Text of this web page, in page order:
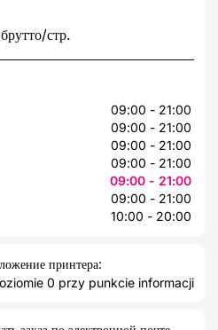
09:00 - 21:00
09:00 - 21:00
09:00 - 21:00
09:00 - 21:00
09:00 - 21:00
09:00 - 21:00
10:00 - 20:00
стр.
принтера:
0 przy punkcie informacji